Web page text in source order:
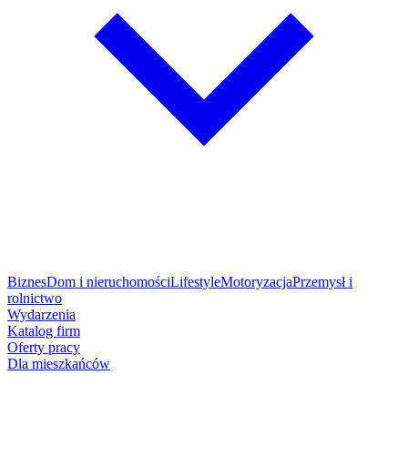
BiznesDom i nieruchomościLifestyleMotoryzacjaPrzemysł i
rolnictwo
Wydarzenia
Katalog firm
Oferty pracy
Dla mieszkańców